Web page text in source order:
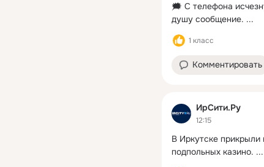
🗯 С телефона
душу сообщение. ...
1 класс
Комментировать
ИрСити.Ру
12:15
В Иркутске прикрыли
подпольных казино. ...